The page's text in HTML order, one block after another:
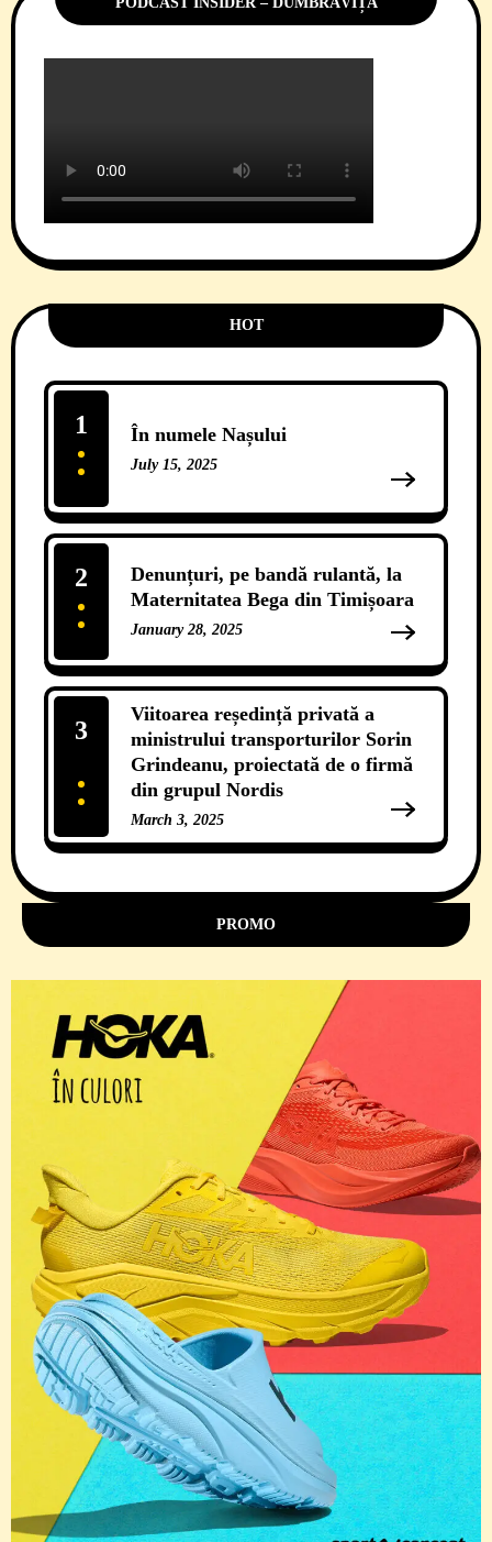
HOT
În numele Nașului
July 15, 2025
1
Denunțuri, pe bandă rulantă, la
Maternitatea Bega din Timișoara
January 28, 2025
2
Viitoarea reședință privată a
ministrului transporturilor Sorin
Grindeanu, proiectată de o firmă
din grupul Nordis
March 3, 2025
11 Comments
3
PROMO